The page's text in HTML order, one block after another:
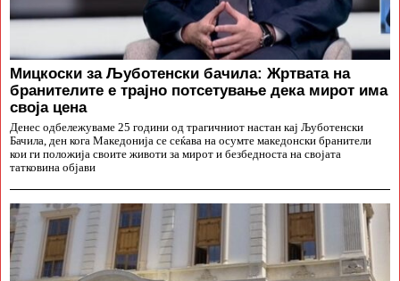
Мицкоски за Љуботенски бачила: Жртвата на
бранителите е трајно потсетување дека мирот има
своја цена
Денес одбележуваме 25 години од трагичниот настан кај Љуботенски
Бачила, ден кога Македонија се сеќава на осумте македонски бранители
кои ги положија своите животи за мирот и безбедноста на својата
татковина објави